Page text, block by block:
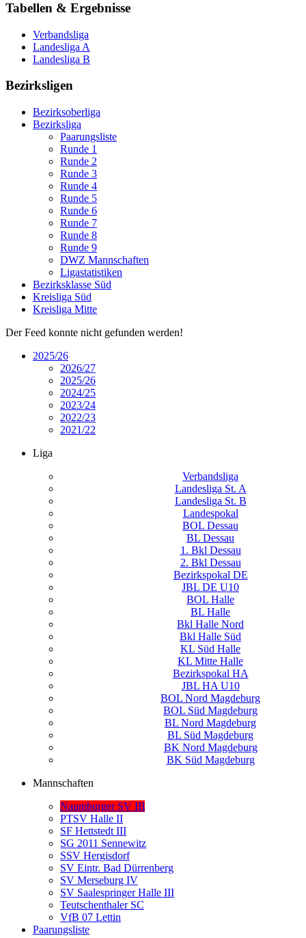
Tabellen & Ergebnisse
Verbandsliga
Landesliga A
Landesliga B
Bezirksligen
Bezirksoberliga
Bezirksliga
Paarungsliste
Runde 1
Runde 2
Runde 3
Runde 4
Runde 5
Runde 6
Runde 7
Runde 8
Runde 9
DWZ Mannschaften
Ligastatistiken
Bezirksklasse Süd
Kreisliga Süd
Kreisliga Mitte
Der Feed konnte nicht gefunden werden!
2025/26
2026/27
2025/26
2024/25
2023/24
2022/23
2021/22
Liga
Verbandsliga
Landesliga St. A
Landesliga St. B
Landespokal
BOL Dessau
BL Dessau
1. Bkl Dessau
2. Bkl Dessau
Bezirkspokal DE
JBL DE U10
BOL Halle
BL Halle
Bkl Halle Nord
Bkl Halle Süd
KL Süd Halle
KL Mitte Halle
Bezirkspokal HA
JBL HA U10
BOL Nord Magdeburg
BOL Süd Magdeburg
BL Nord Magdeburg
BL Süd Magdeburg
BK Nord Magdeburg
BK Süd Magdeburg
Mannschaften
Naumburger SV III
PTSV Halle II
SF Hettstedt III
SG 2011 Sennewitz
SSV Hergisdorf
SV Eintr. Bad Dürrenberg
SV Merseburg IV
SV Saalespringer Halle III
Teutschenthaler SC
VfB 07 Lettin
Paarungsliste